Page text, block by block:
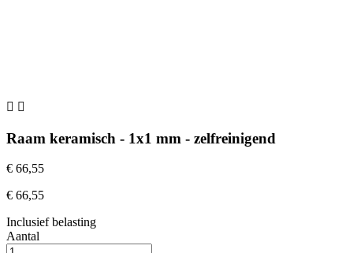
 
Raam keramisch - 1x1 mm - zelfreinigend
€ 66,55
€ 66,55
Inclusief belasting
Aantal